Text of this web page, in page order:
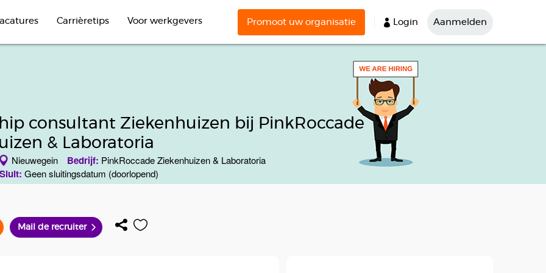
Carrièretips Voor werkgevers Promoot uw organisatie Login Aanmelden
consultant Ziekenhuizen bij PinkRoccade
& Laboratoria
Nieuwegein Bedrijf: PinkRoccade Ziekenhuizen & Laboratoria
Sluit: Geen sluitingsdatum (doorlopend)
Mail de recruiter